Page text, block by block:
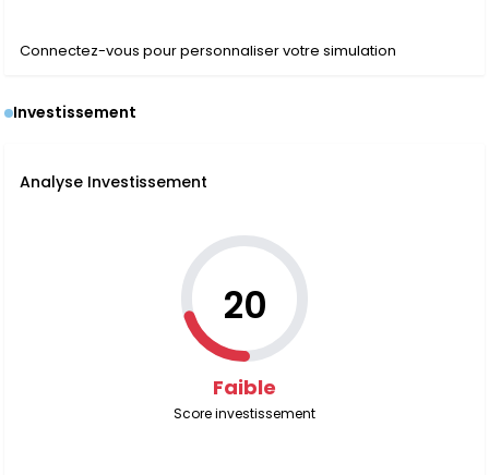
Connectez-vous pour personnaliser votre simulation
Investissement
Analyse Investissement
20
Faible
Score investissement